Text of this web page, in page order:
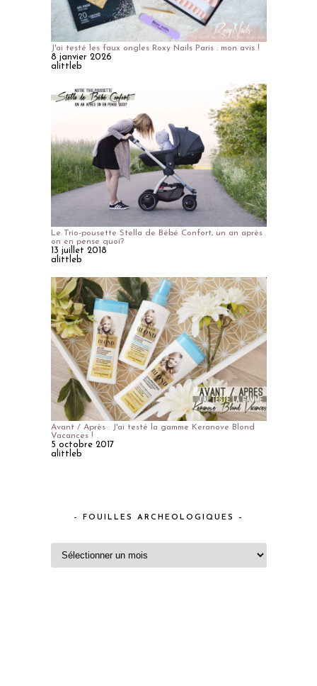
J'ai testé les faux ongles Roxy Nails Paris : mon avis !
8 janvier 2026
alittleb
Le Trio-pousette Stella de Bébé Confort, un an après
on en pense quoi?
13 juillet 2018
alittleb
Avant / Après : J'ai testé la gamme Keranove Blond
Vacances !
5 octobre 2017
alittleb
– FOUILLES ARCHEOLOGIQUES –